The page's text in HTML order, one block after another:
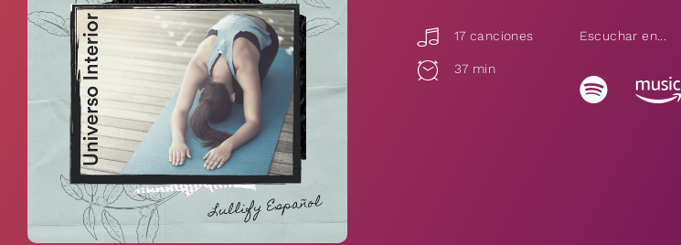
17 canciones
37 min
Escuchar en...